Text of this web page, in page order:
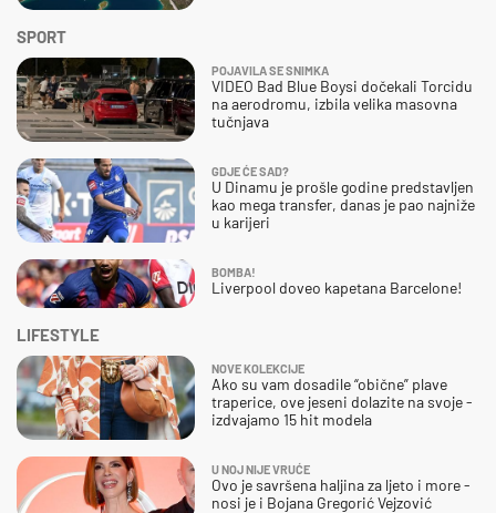
SPORT
POJAVILA SE SNIMKA
VIDEO Bad Blue Boysi dočekali Torcidu
na aerodromu, izbila velika masovna
tučnjava
GDJE ĆE SAD?
U Dinamu je prošle godine predstavljen
kao mega transfer, danas je pao najniže
u karijeri
BOMBA!
Liverpool doveo kapetana Barcelone!
LIFESTYLE
NOVE KOLEKCIJE
Ako su vam dosadile “obične” plave
traperice, ove jeseni dolazite na svoje -
izdvajamo 15 hit modela
U NOJ NIJE VRUĆE
Ovo je savršena haljina za ljeto i more -
nosi je i Bojana Gregorić Vejzović